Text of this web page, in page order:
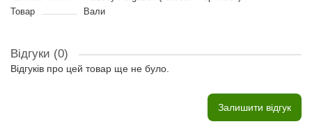
Товар
Вали
Відгуки (0)
Відгуків про цей товар ще не було.
Залишити відгук